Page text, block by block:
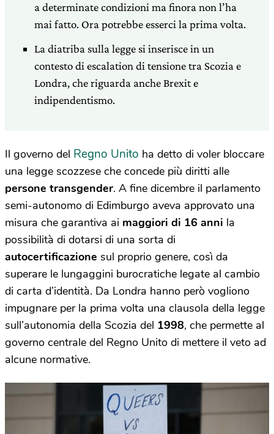
a determinate condizioni ma finora non l’ha
mai fatto. Ora potrebbe esserci la prima volta.
La diatriba sulla legge si inserisce in un
contesto di escalation di tensione tra Scozia e
Londra, che riguarda anche Brexit e
indipendentismo.
Il governo del Regno Unito ha detto di voler bloccare
una legge scozzese che concede più diritti alle
persone transgender. A fine dicembre il parlamento
semi-autonomo di Edimburgo aveva approvato una
misura che garantiva ai maggiori di 16 anni la
possibilità di dotarsi di una sorta di
autocertificazione sul proprio genere, così da
superare le lungaggini burocratiche legate al cambio
di carta d’identità. Da Londra hanno però vogliono
impugnare per la prima volta una clausola della legge
sull’autonomia della Scozia del 1998, che permette al
governo centrale del Regno Unito di mettere il veto ad
alcune normative.